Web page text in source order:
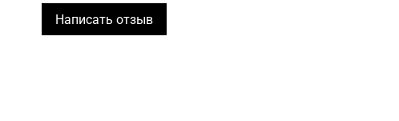
Написать отзыв